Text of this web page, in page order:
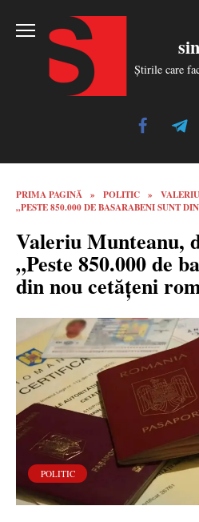
Știrile care
PRIMA PAGINĂ » POLITIC »
„PESTE 850.000 DE BASARABENI SUNT
Valeriu Munteanu,
„Peste 850.000 de
din nou cetățeni
POLITIC